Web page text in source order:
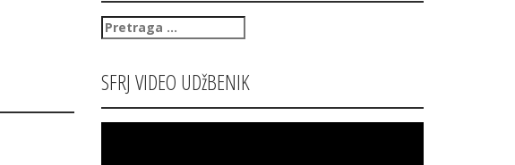
Pretraga
za:
SFRJ VIDEO UDžBENIK